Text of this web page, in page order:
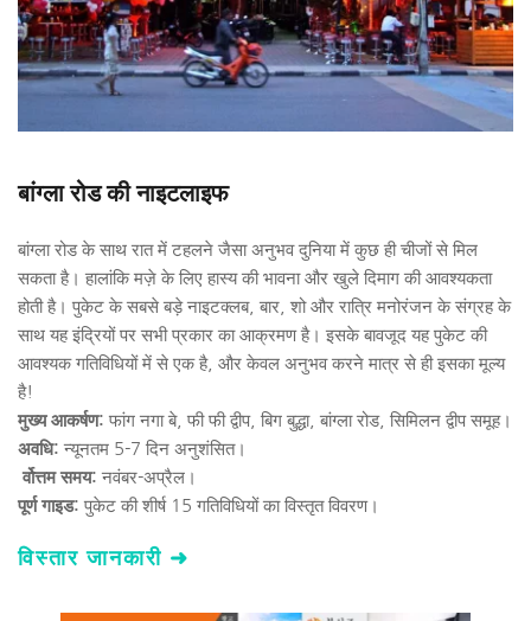
बांग्ला रोड की नाइटलाइफ
बांग्ला रोड के साथ रात में टहलने जैसा अनुभव दुनिया में कुछ ही चीजों से मिल
सकता है। हालांकि मज़े के लिए हास्य की भावना और खुले दिमाग की आवश्यकता
होती है। पुकेट के सबसे बड़े नाइटक्लब, बार, शो और रात्रि मनोरंजन के संग्रह के
साथ यह इंद्रियों पर सभी प्रकार का आक्रमण है। इसके बावजूद यह पुकेट की
आवश्यक गतिविधियों में से एक है, और केवल अनुभव करने मात्र से ही इसका मूल्य
है!
मुख्य आकर्षण: फांग नगा बे, फी फी द्वीप, बिग बुद्धा, बांग्ला रोड, सिमिलन द्वीप समूह।
अवधि: न्यूनतम 5-7 दिन अनुशंसित।
र्वोत्तम समय: नवंबर-अप्रैल।
पूर्ण गाइड: पुकेट की शीर्ष 15 गतिविधियों का विस्तृत विवरण।
विस्तार जानकारी ➜